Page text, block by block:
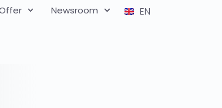
Newsroom EN